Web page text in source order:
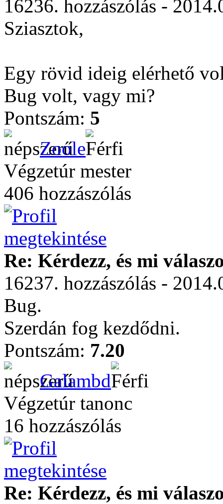
16236. hozzászólás -
Sziasztok,
Egy rövid ideig elérhető
Bug volt, vagy mi?
Pontszám: 5
Zoole
Végzetúr mester
406 hozzászólás
Re: Kérdezz, és mi
16237. hozzászólás -
Bug.
Szerdán fog kezdődni.
Pontszám: 7.20
Galambd
Végzetúr tanonc
16 hozzászólás
Re: Kérdezz, és mi